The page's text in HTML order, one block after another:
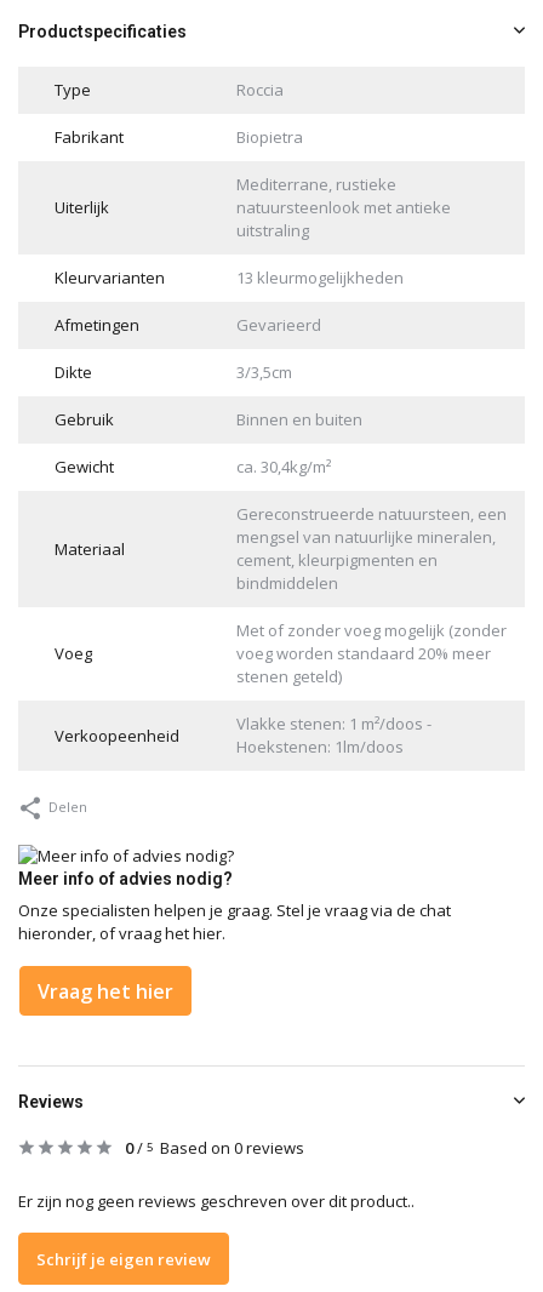
Productspecificaties
Type Roccia
Fabrikant Biopietra
Uiterlijk
Mediterrane, rustieke
natuursteenlook met antieke
uitstraling
Kleurvarianten 13 kleurmogelijkheden
Afmetingen Gevarieerd
Dikte 3/3,5cm
Gebruik Binnen en buiten
Gewicht ca. 30,4kg/m²
Materiaal
Gereconstrueerde natuursteen, een
mengsel van natuurlijke mineralen,
cement, kleurpigmenten en
bindmiddelen
Voeg
Met of zonder voeg mogelijk (zonder
voeg worden standaard 20% meer
stenen geteld)
Verkoopeenheid
Vlakke stenen: 1 m²/doos -
Hoekstenen: 1lm/doos
Delen
Meer info of advies nodig?
Onze specialisten helpen je graag. Stel je vraag via de chat
hieronder, of vraag het hier.
Vraag het hier
Reviews
0/ 5 Based on 0 reviews
Er zijn nog geen reviews geschreven over dit product..
Schrijf je eigen review